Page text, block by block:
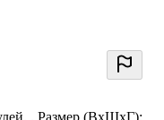
. Размер (ВхШхГ):